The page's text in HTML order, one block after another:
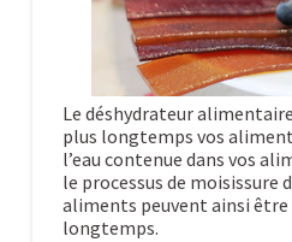
Le déshydrateur
plus longtemps vos
l’eau contenue dans vos
le processus de moisissure
aliments peuvent ainsi être
longtemps.